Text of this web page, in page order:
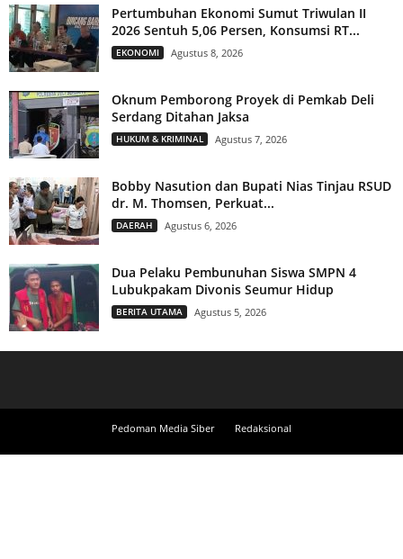
Pertumbuhan Ekonomi Sumut Triwulan II
2026 Sentuh 5,06 Persen, Konsumsi RT...
EKONOMI Agustus 8, 2026
Oknum Pemborong Proyek di Pemkab Deli
Serdang Ditahan Jaksa
HUKUM & KRIMINAL Agustus 7, 2026
Bobby Nasution dan Bupati Nias Tinjau RSUD
dr. M. Thomsen, Perkuat...
DAERAH Agustus 6, 2026
Dua Pelaku Pembunuhan Siswa SMPN 4
Lubukpakam Divonis Seumur Hidup
BERITA UTAMA Agustus 5, 2026
Pedoman Media Siber Redaksional